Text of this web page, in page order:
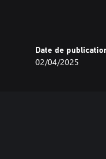
Date de
02/04/2025